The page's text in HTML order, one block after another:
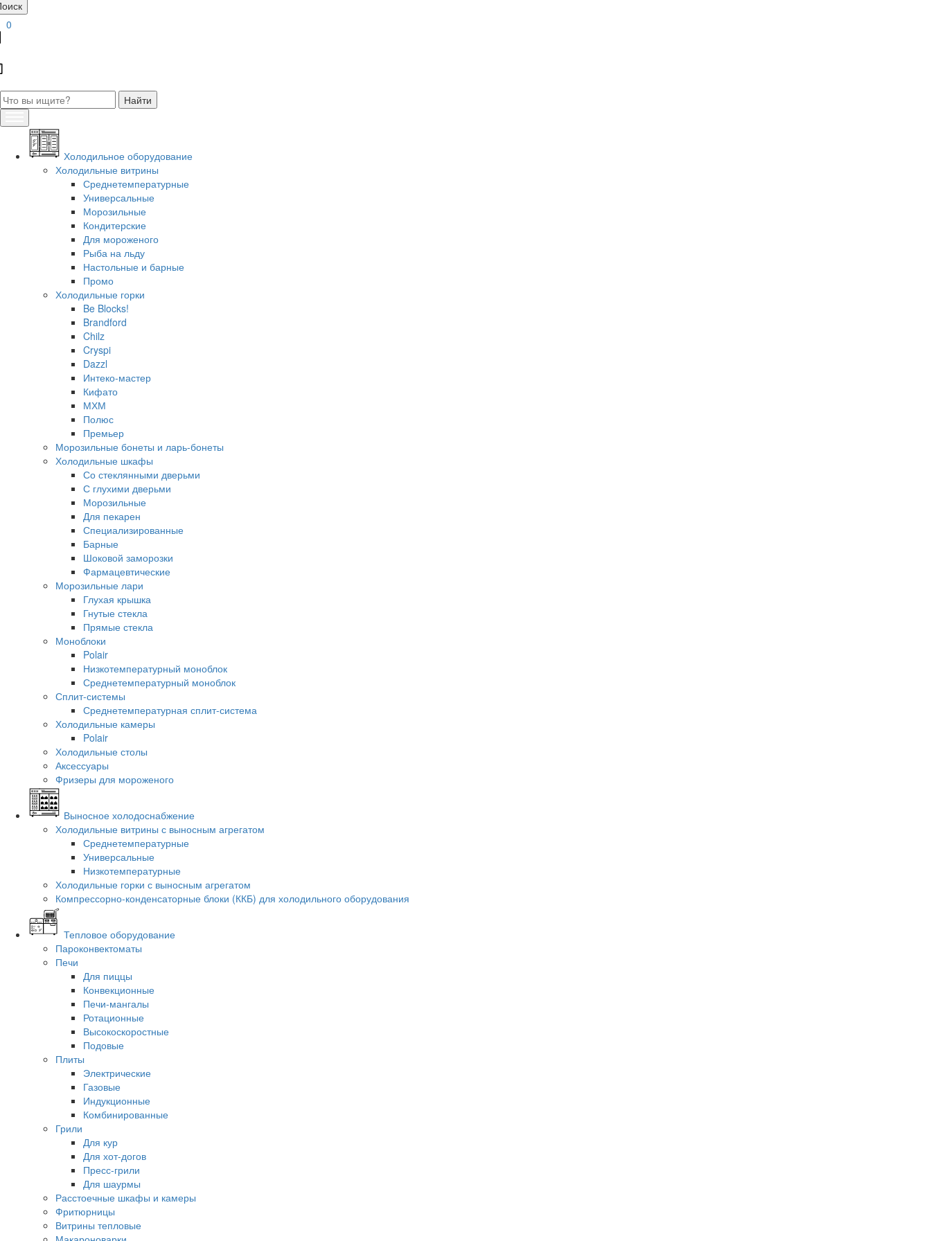
0
Холодильное оборудование
Холодильные витрины
Среднетемпературные
Универсальные
Морозильные
Кондитерские
Для мороженого
Рыба на льду
Настольные и барные
Промо
Холодильные горки
Be Blocks!
Brandford
Chilz
Cryspi
Dazzl
Интеко-мастер
Кифато
МХМ
Полюс
Премьер
Морозильные бонеты и ларь-бонеты
Холодильные шкафы
Со стеклянными дверьми
С глухими дверьми
Морозильные
Для пекарен
Специализированные
Барные
Шоковой заморозки
Фармацевтические
Морозильные лари
Глухая крышка
Гнутые стекла
Прямые стекла
Моноблоки
Polair
Низкотемпературный моноблок
Среднетемпературный моноблок
Сплит-системы
Среднетемпературная сплит-система
Холодильные камеры
Polair
Холодильные столы
Аксессуары
Фризеры для мороженого
Выносное холодоснабжение
Холодильные витрины с выносным агрегатом
Среднетемпературные
Универсальные
Низкотемпературные
Холодильные горки с выносным агрегатом
Компрессорно-конденсаторные блоки (ККБ) для холодильного оборудования
Тепловое оборудование
Пароконвектоматы
Печи
Для пиццы
Конвекционные
Печи-мангалы
Ротационные
Высокоскоростные
Подовые
Плиты
Электрические
Газовые
Индукционные
Комбинированные
Грили
Для кур
Для хот-догов
Пресс-грили
Для шаурмы
Расстоечные шкафы и камеры
Фритюрницы
Витрины тепловые